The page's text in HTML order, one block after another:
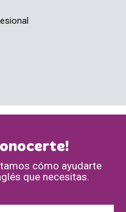
cómo ayudarte
que necesitas.